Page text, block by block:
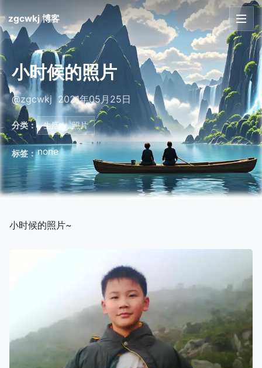
zgcwkj 博客
首页
文章
友链
关于
小时候的照片
@zgcwkj 2021年05月25日
分类： 生活 照片
标签：none
小时候的照片~